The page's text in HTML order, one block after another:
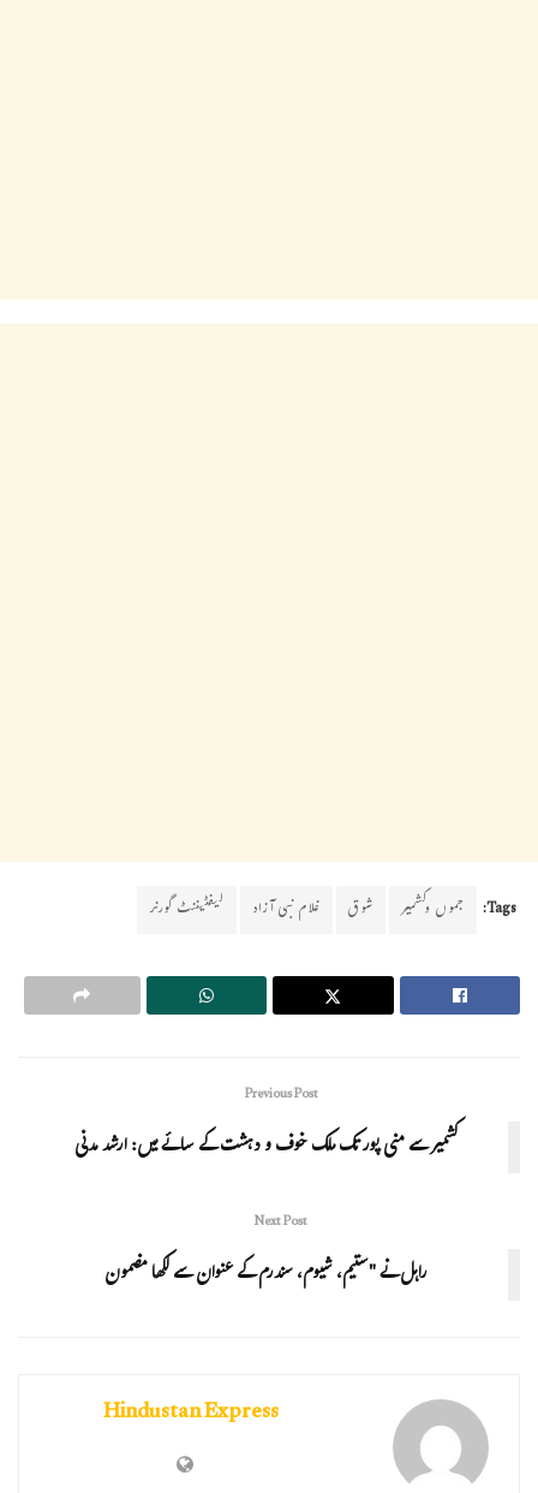
Tags: جموں وکشمیر شوق غلام نبی آزاد لیفٹیننٹ گورنر
Previous Post
کشمیر سے منی پور تک ملک خوف و دہشت کے سائے میں: ارشد مدنی
Next Post
راہل نے "ستیم، شیوم، سندرم کے عنوان سے لکھا مضمون
Hindustan Express